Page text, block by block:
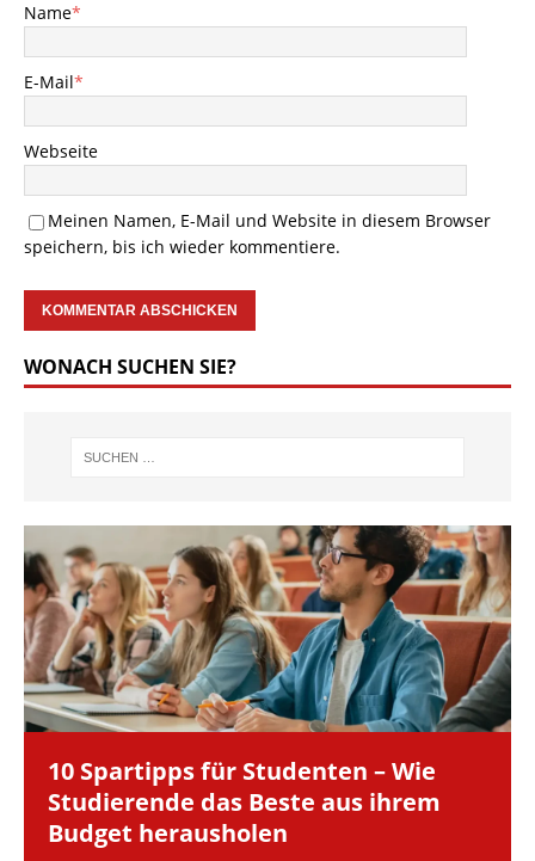
Name*
E-Mail*
Webseite
Meinen Namen, E-Mail und Website in diesem Browser
speichern, bis ich wieder kommentiere.
WONACH SUCHEN SIE?
10 Spartipps für Studenten – Wie
Studierende das Beste aus ihrem
Budget herausholen